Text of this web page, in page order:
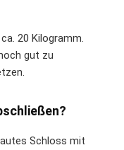
20 Kilogramm.
gut zu
Schloss mit